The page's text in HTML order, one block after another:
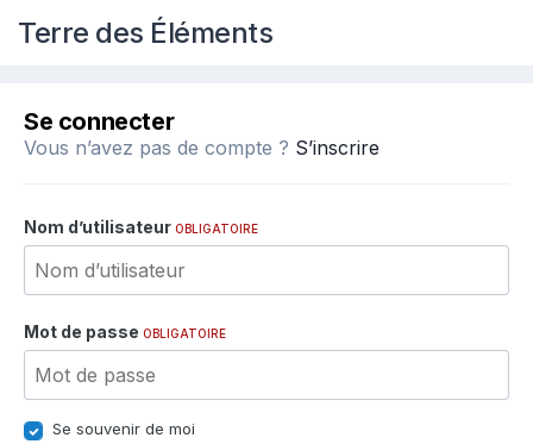
Terre des Éléments
Se connecter
Vous n’avez pas de compte ? S’inscrire
Nom d’utilisateur OBLIGATOIRE
Mot de passe OBLIGATOIRE
Se souvenir de moi